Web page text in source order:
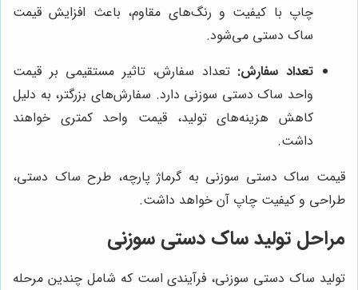
چاپ با کیفیت و رنگ‌های مقاوم، باعث افزایش قیمت
ساک دستی می‌شود.
تعداد سفارش: تعداد سفارش، تاثیر مستقیمی بر قیمت
واحد ساک دستی سوزنی دارد. سفارش‌های بزرگتر، به دلیل
کاهش هزینه‌های تولید، قیمت واحد کمتری خواهند
داشت.
قیمت ساک دستی سوزنی به گرماژ پارچه، طرح ساک دستی،
طراحی و کیفیت چاپ آن خواهد داشت.
مراحل تولید ساک دستی سوزنی
تولید ساک دستی سوزنی، فرآیندی است که شامل چندین مرحله